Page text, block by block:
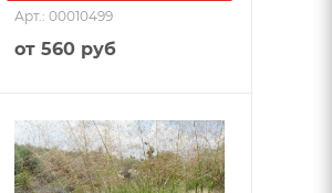
Арт.: 00010499
от 560 руб